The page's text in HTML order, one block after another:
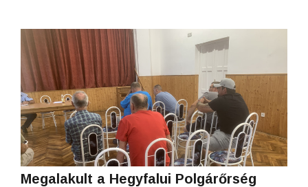
Megalakult a Hegyfalui Polgárőrség